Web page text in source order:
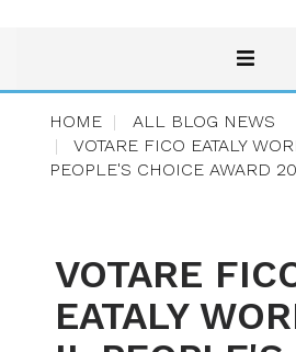
HOME
ALL BLOG NEWS
VOTARE FICO EATALY
PEOPLE'S CHOICE AWARD
VOTARE
EATALY